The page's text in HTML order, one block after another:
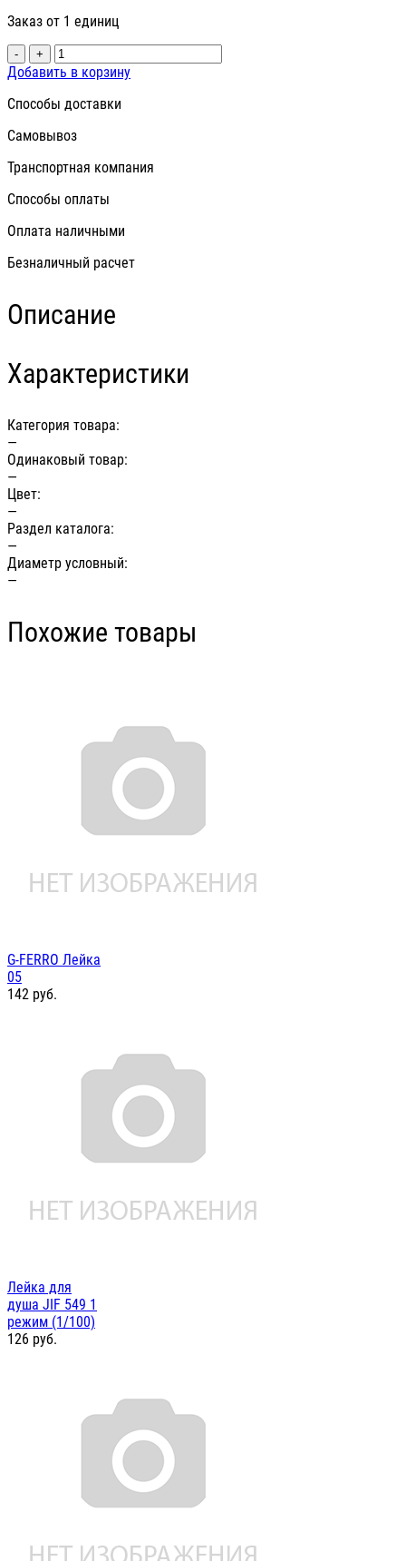
Заказ от 1 единиц
- +
Добавить в корзину
Способы доставки
Самовывоз
Транспортная компания
Способы оплаты
Оплата наличными
Безналичный расчет
Описание
Характеристики
Категория товара:
—
Одинаковый товар:
—
Цвет:
—
Раздел каталога:
—
Диаметр условный:
—
Похожие товары
G-FERRO Лейка
05
142 руб.
Лейка для
душа JIF 549 1
режим (1/100)
126 руб.